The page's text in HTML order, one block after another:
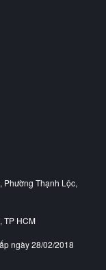
Phường Thạnh Lộc,
TP HCM
ngày 28/02/2018